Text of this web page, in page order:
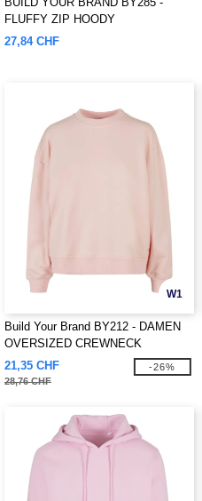
FLUFFY ZIP HOODY
27,84 CHF
W1
Build Your Brand BY212 - DAMEN
OVERSIZED CREWNECK
21,35 CHF
28,76 CHF
-26%